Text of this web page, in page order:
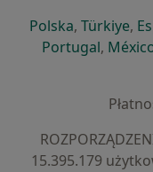
Polskaotwiera się
, Türkiye,
Portugal,
15.395.179